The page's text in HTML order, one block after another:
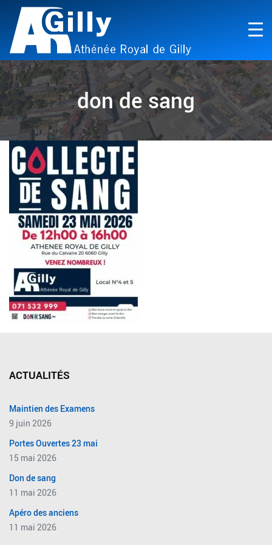
don de sang
ACTUALITÉS
Maintien des Examens
9 juin 2026
Portes Ouvertes 23 mai
15 mai 2026
Don de sang
11 mai 2026
Apéro des anciens
11 mai 2026